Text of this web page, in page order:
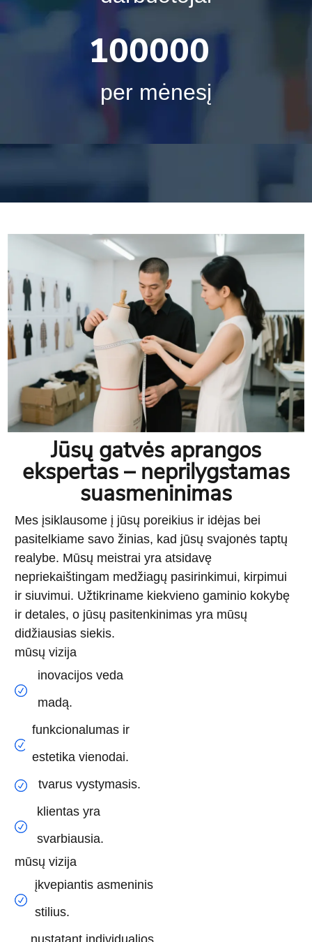
100000
per mėnesį
Jūsų gatvės aprangos
ekspertas – neprilygstamas
suasmeninimas
Mes įsiklausome į jūsų poreikius ir idėjas bei
pasitelkiame savo žinias, kad jūsų svajonės taptų
realybe. Mūsų meistrai yra atsidavę
nepriekaištingam medžiagų pasirinkimui, kirpimui
ir siuvimui. Užtikriname kiekvieno gaminio kokybę
ir detales, o jūsų pasitenkinimas yra mūsų
didžiausias siekis.
mūsų vizija
inovacijos veda
madą.
funkcionalumas ir
estetika vienodai.
tvarus vystymasis.
klientas yra
svarbiausia.
mūsų vizija
įkvepiantis asmeninis
stilius.